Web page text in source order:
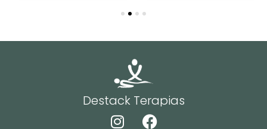
Destack Terapias